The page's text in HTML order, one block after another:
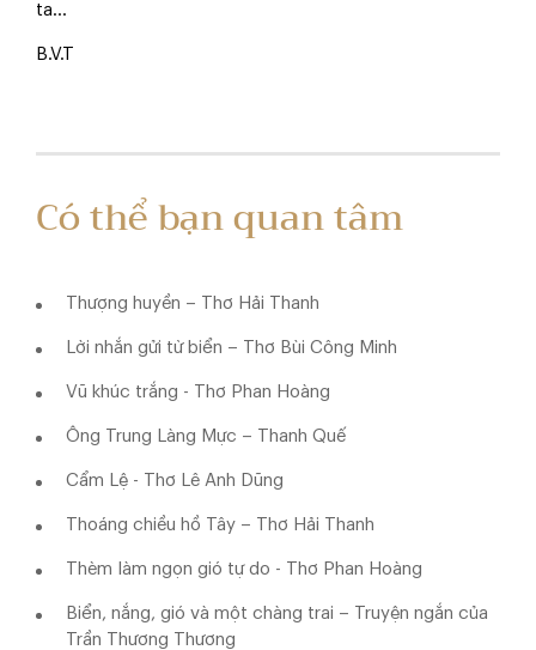
ta…
B.V.T
Có thể bạn quan tâm
Thượng huyền – Thơ Hải Thanh
Lời nhắn gửi từ biển – Thơ Bùi Công Minh
Vũ khúc trắng - Thơ Phan Hoàng
Ông Trung Làng Mực – Thanh Quế
Cẩm Lệ - Thơ Lê Anh Dũng
Thoáng chiều hồ Tây – Thơ Hải Thanh
Thèm làm ngọn gió tự do - Thơ Phan Hoàng
Biển, nắng, gió và một chàng trai – Truyện ngắn của
Trần Thương Thương